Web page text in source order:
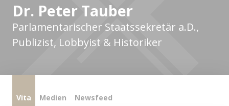
Kontakt
Dr. Peter Tauber
Parlamentarischer Staatssekretär a.D.,
Publizist, Lobbyist & Historiker
Vita Medien Newsfeed